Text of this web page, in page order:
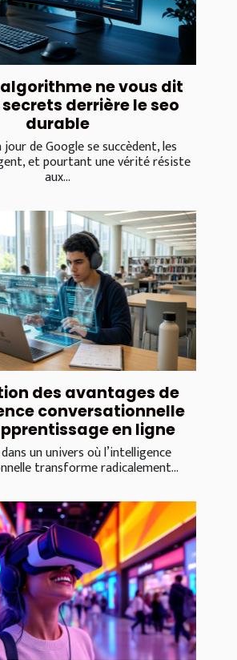
ne vous dit
derrière le seo
durable
jour de Google se succèdent, les
et pourtant une vérité résiste
aux...
des avantages de
conversationnelle
en ligne
un univers où l’intelligence
transforme radicalement...